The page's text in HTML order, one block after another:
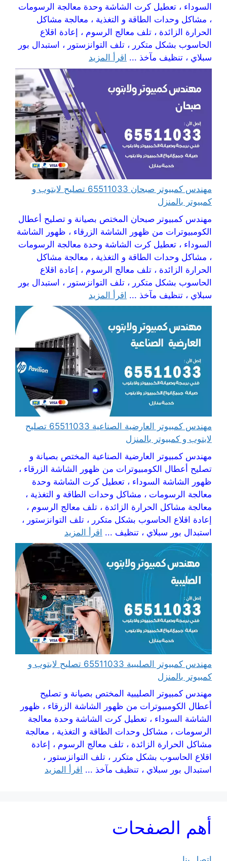
السوداء ، تعطيل كرت الشاشة وحدة معالجة الرسومات
، مشاكل وحدات الطاقة و التغذية ، معالجة مشاكل
الحرارة الزائدة ، تلف معالج الرسوم ، إعادة اقلاع
الحاسوب بشكل متكرر ، تلف التوانزستور ، استبدال بور
سبلاي ، تنظيف مآخذ ... اقرأ المزيد
مهندس كمبيوتر صبحان 65511033 تصليح لابتوب و
كمبيوتر بالمنزل
مهندس كمبيوتر صبحان المختص بصيانة و تصليح أعطال
الكومبيوترات من ظهور الشاشة الزرقاء ، ظهور الشاشة
السوداء ، تعطيل كرت الشاشة وحدة معالجة الرسومات
، مشاكل وحدات الطاقة و التغذية ، معالجة مشاكل
الحرارة الزائدة ، تلف معالج الرسوم ، إعادة اقلاع
الحاسوب بشكل متكرر ، تلف التوانزستور ، استبدال بور
سبلاي ، تنظيف مآخذ ... اقرأ المزيد
مهندس كمبيوتر العارضية الصناعية 65511033 تصليح
لابتوب و كمبيوتر بالمنزل
مهندس كمبيوتر العارضية الصناعية المختص بصيانة و
تصليح أعطال الكومبيوترات من ظهور الشاشة الزرقاء ،
ظهور الشاشة السوداء ، تعطيل كرت الشاشة وحدة
معالجة الرسومات ، مشاكل وحدات الطاقة و التغذية ،
معالجة مشاكل الحرارة الزائدة ، تلف معالج الرسوم ،
إعادة اقلاع الحاسوب بشكل متكرر ، تلف التوانزستور ،
استبدال بور سبلاي ، تنظيف ... اقرأ المزيد
مهندس كمبيوتر الصليبية 65511033 تصليح لابتوب و
كمبيوتر بالمنزل
مهندس كمبيوتر الصليبية المختص بصيانة و تصليح
أعطال الكومبيوترات من ظهور الشاشة الزرقاء ، ظهور
الشاشة السوداء ، تعطيل كرت الشاشة وحدة معالجة
الرسومات ، مشاكل وحدات الطاقة و التغذية ، معالجة
مشاكل الحرارة الزائدة ، تلف معالج الرسوم ، إعادة
اقلاع الحاسوب بشكل متكرر ، تلف التوانزستور ،
استبدال بور سبلاي ، تنظيف مآخذ ... اقرأ المزيد
أهم الصفحات